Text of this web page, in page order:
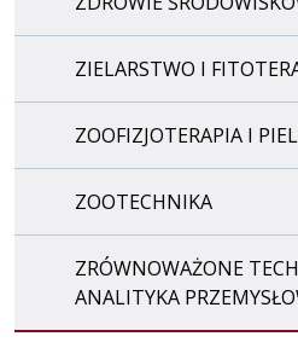
ZIELARSTWO I
ZOOFIZJOTERAPIA I
ZOOTECHNIKA
ZRÓWNOWAŻONE
ANALITYKA